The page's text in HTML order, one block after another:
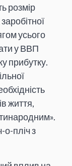
розмір
усього
у ВВП
прибутку.
життя,
пліч з